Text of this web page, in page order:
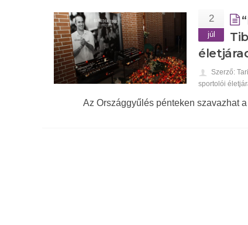
2
júl
Szerző:
sportolói
Az Országgyűlés pénteken szavazhat